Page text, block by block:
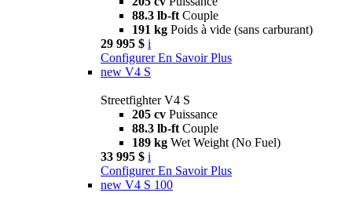
88.3 lb-ft Couple
191 kg Poids à vide (sans carburant)
29 995 $ i
Configurer En Savoir Plus
new V4 S
Streetfighter V4 S
205 cv Puissance
88.3 lb-ft Couple
189 kg Wet Weight (No Fuel)
33 995 $ i
Configurer En Savoir Plus
new V4 S 100